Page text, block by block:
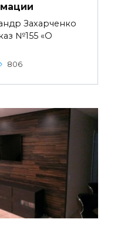
Захарченко
№155 «О
806